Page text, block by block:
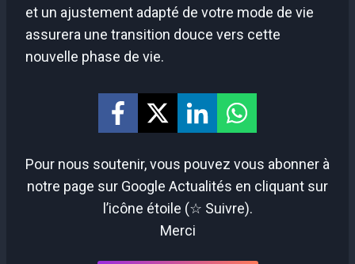
et un ajustement adapté de votre mode de vie
assurera une transition douce vers cette
nouvelle phase de vie.
Pour nous soutenir, vous pouvez vous abonner à
notre page sur Google Actualités en cliquant sur
l’icône étoile (☆ Suivre).
Merci